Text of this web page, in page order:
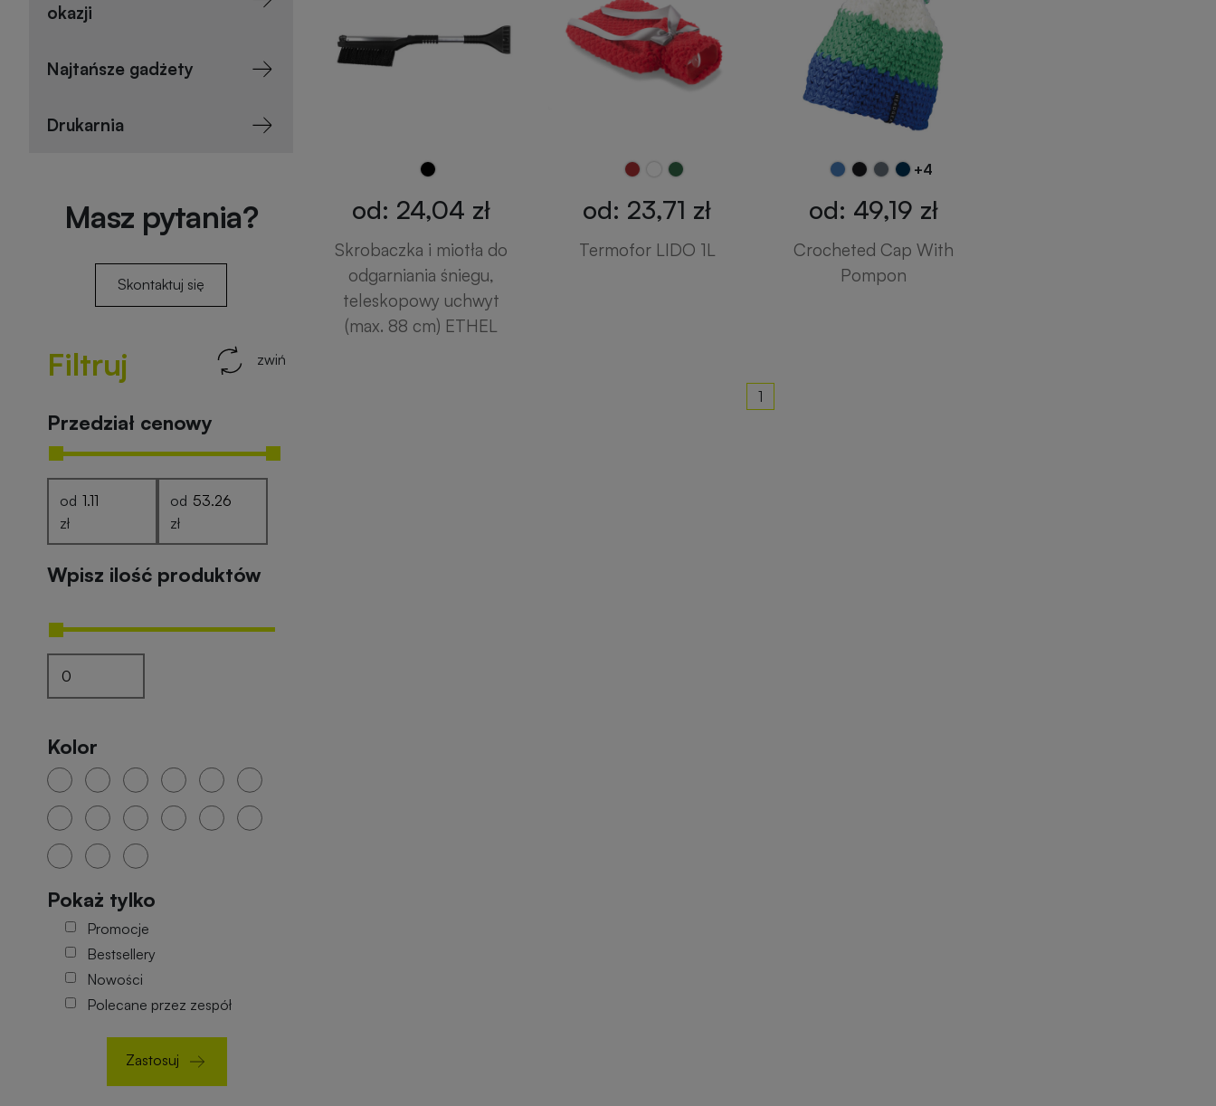
okazji
Najtańsze gadżety
Drukarnia
Masz pytania?
Skontaktuj się
Filtruj zwiń
Przedział cenowy
od
zł
od
zł
Wpisz ilość produktów
Kolor
Pokaż tylko
Promocje
Bestsellery
Nowości
Polecane przez zespół
Zastosuj
od: 24,04 zł
Skrobaczka i miotła do
odgarniania śniegu,
teleskopowy uchwyt
(max. 88 cm) ETHEL
od: 23,71 zł
Termofor LIDO 1L
+4
od: 49,19 zł
Crocheted Cap With
Pompon
1